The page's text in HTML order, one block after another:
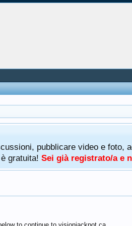
pubblicare video e foto,
gratuita! Sei già registrato/a e